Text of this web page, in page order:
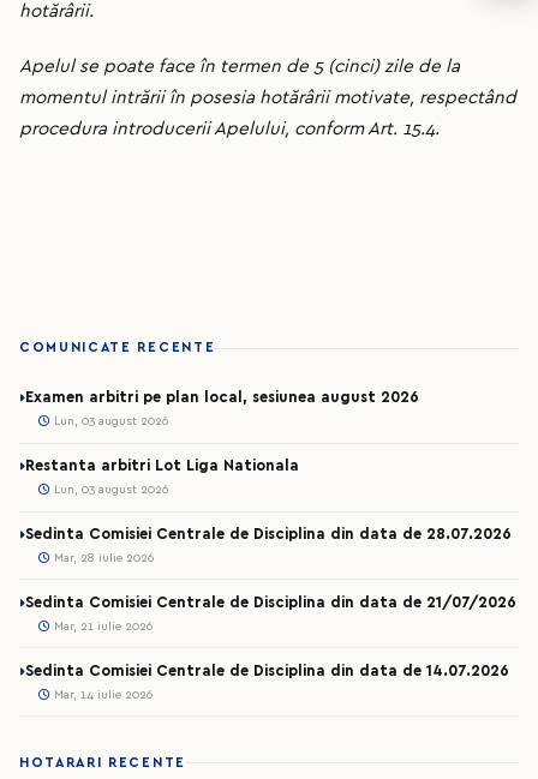
hotărârii.
Apelul se poate face în termen de 5 (cinci) zile de la
momentul intrării în posesia hotărârii motivate, respectând
procedura introducerii Apelului, conform Art. 15.4.
COMUNICATE RECENTE
Examen arbitri pe plan local, sesiunea august 2026
Lun, 03 august 2026
Restanta arbitri Lot Liga Nationala
Lun, 03 august 2026
Sedinta Comisiei Centrale de Disciplina din data de 28.07.2026
Mar, 28 iulie 2026
Sedinta Comisiei Centrale de Disciplina din data de 21/07/2026
Mar, 21 iulie 2026
Sedinta Comisiei Centrale de Disciplina din data de 14.07.2026
Mar, 14 iulie 2026
HOTARARI RECENTE